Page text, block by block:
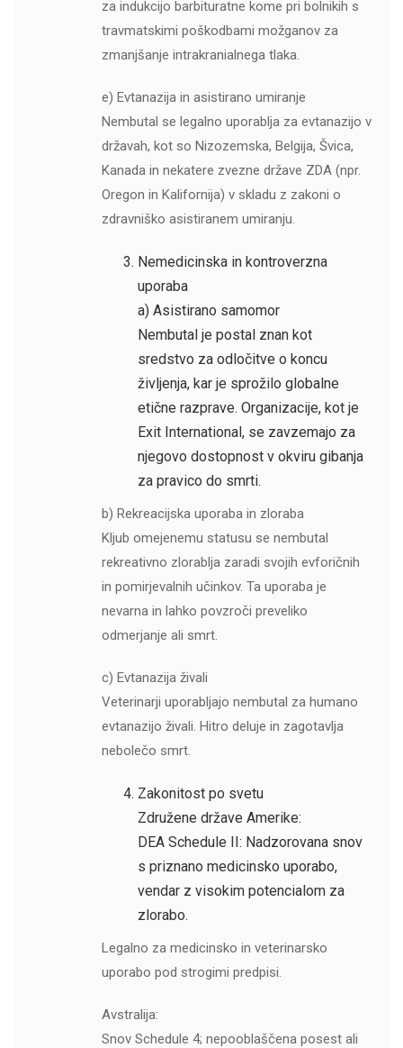
za indukcijo barbituratne kome pri bolnikih s
travmatskimi poškodbami možganov za
zmanjšanje intrakranialnega tlaka.
e) Evtanazija in asistirano umiranje
Nembutal se legalno uporablja za evtanazijo v
državah, kot so Nizozemska, Belgija, Švica,
Kanada in nekatere zvezne države ZDA (npr.
Oregon in Kalifornija) v skladu z zakoni o
zdravniško asistiranem umiranju.
Nemedicinska in kontroverzna
uporaba
a) Asistirano samomor
Nembutal je postal znan kot
sredstvo za odločitve o koncu
življenja, kar je sprožilo globalne
etične razprave. Organizacije, kot je
Exit International, se zavzemajo za
njegovo dostopnost v okviru gibanja
za pravico do smrti.
b) Rekreacijska uporaba in zloraba
Kljub omejenemu statusu se nembutal
rekreativno zlorablja zaradi svojih evforičnih
in pomirjevalnih učinkov. Ta uporaba je
nevarna in lahko povzroči preveliko
odmerjanje ali smrt.
c) Evtanazija živali
Veterinarji uporabljajo nembutal za humano
evtanazijo živali. Hitro deluje in zagotavlja
nebolečo smrt.
Zakonitost po svetu
Združene države Amerike:
DEA Schedule II: Nadzorovana snov
s priznano medicinsko uporabo,
vendar z visokim potencialom za
zlorabo.
Legalno za medicinsko in veterinarsko
uporabo pod strogimi predpisi.
Avstralija:
Snov Schedule 4; nepooblaščena posest ali